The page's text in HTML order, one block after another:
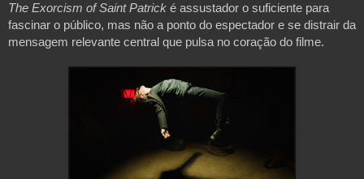
The Exorcism of Saint Patrick é assustador o suficiente para
fascinar o público, mas não a ponto do espectador e se distrair da
mensagem relevante central que pulsa no coração do filme.